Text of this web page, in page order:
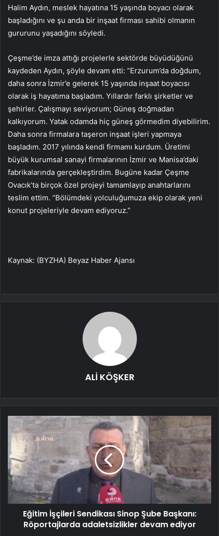
Halim Aydın, meslek hayatına 15 yaşında boyacı olarak
başladığını ve şu anda bir inşaat firması sahibi olmanın
gururunu yaşadığını söyledi.
Çeşme’de imza attığı projelerle sektörde büyüdüğünü
kaydeden Aydın, şöyle devam etti: “Erzurum’da doğdum,
daha sonra İzmir’e gelerek 15 yaşında inşaat boyacısı
olarak iş hayatıma başladım. Yıllardır farklı şirketler ve
şehirler. Çalışmayı seviyorum; Güneş doğmadan
kalkıyorum. Yatak odamda hiç güneş görmedim diyebilirim.
Daha sonra firmalara taşeron inşaat işleri yapmaya
başladım. 2017 yılında kendi firmamı kurdum. Üretimi
büyük kurumsal sanayi firmalarının İzmir ve Manisa’daki
fabrikalarında gerçekleştirdim. Bugüne kadar Çeşme
Ovacık’ta birçok özel projeyi tamamlayıp anahtarlarını
teslim ettim. “Bölümdeki yolculuğumuza ekip olarak yeni
konut projeleriyle devam ediyoruz.”
Kaynak: (BYZHA) Beyaz Haber Ajansı
ALİ KÖŞKER
Eğitim İşçileri Sendikası Sinop Şube Başkanı:
Röportajlarda adaletsizlikler devam ediyor